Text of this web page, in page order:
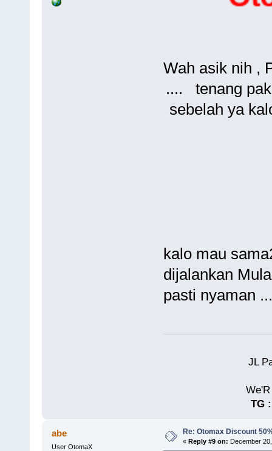
Wah asik nih ,
.... tenang
sebelah ya
kalo mau
dijalankan
pasti nyaman
JL
TG
abe
User OtomaX
Re: Otomax Discount
« Reply #9 on: December